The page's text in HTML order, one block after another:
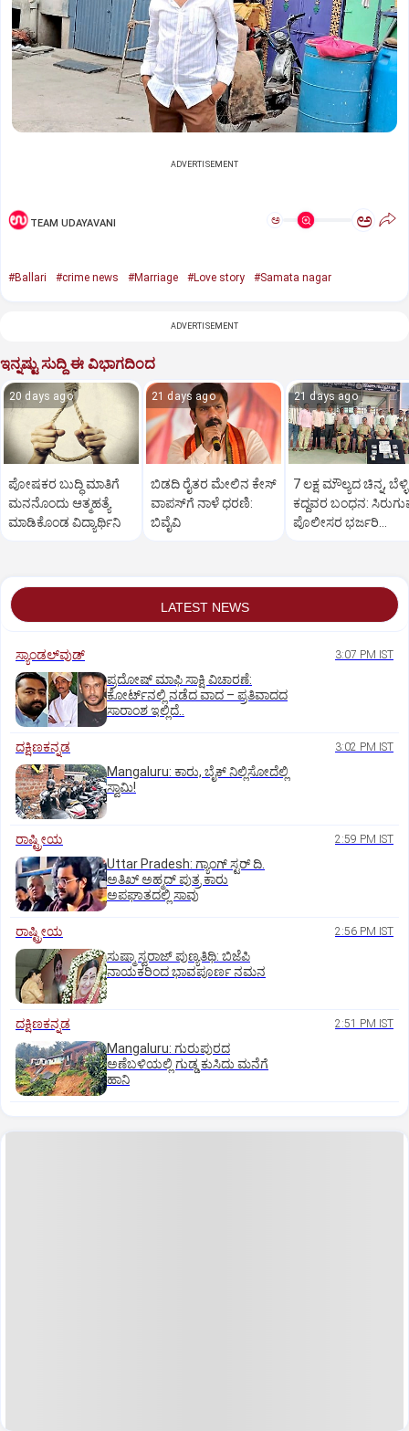
ADVERTISEMENT
TEAM UDAYAVANI ಅ ಅ
#Ballari #crime news #Marriage #Love story #Samata nagar
ADVERTISEMENT
ಇನ್ನಷ್ಟು ಸುದ್ದಿ ಈ ವಿಭಾಗದಿಂದ
20 days ago
ಪೋಷಕರ ಬುದ್ಧಿ ಮಾತಿಗೆ
ಮನನೊಂದು ಆತ್ಮಹತ್ಯೆ
ಮಾಡಿಕೊಂಡ ವಿದ್ಯಾರ್ಥಿನಿ
21 days ago
ಬಿಡದಿ ರೈತರ ಮೇಲಿನ ಕೇಸ್‌
ವಾಪಸ್‌ಗೆ ನಾಳೆ ಧರಣಿ:
ಬಿವೈವಿ
21 days ago
7 ಲಕ್ಷ ಮೌಲ್ಯದ ಚಿನ್ನ, ಬೆಳ್ಳಿ
ಕದ್ದವರ ಬಂಧನ:
ಪೊಲೀಸರ ಭರ್ಜರಿ
LATEST NEWS
ಸ್ಯಾಂಡಲ್‌ವುಡ್‌ 3:07 PM IST
ಪ್ರದೋಷ್ ಮಾಫಿ ಸಾಕ್ಷಿ ವಿಚಾರಣೆ:
ಕೋರ್ಟ್‌ನಲ್ಲಿ ನಡೆದ ವಾದ – ಪ್ರತಿವಾದದ
ಸಾರಾಂಶ ಇಲ್ಲಿದೆ..
ದಕ್ಷಿಣಕನ್ನಡ 3:02 PM IST
Mangaluru: ಕಾರು, ಬೈಕ್‌ ನಿಲ್ಲಿಸೋದೆಲ್ಲಿ
ಸ್ವಾಮಿ!
ರಾಷ್ಟ್ರೀಯ 2:59 PM IST
Uttar Pradesh: ಗ್ಯಾಂಗ್ ಸ್ಟರ್‌ ದಿ.
ಅತಿಖ್ ಅಹ್ಮದ್ ಪುತ್ರ ಕಾರು
ಅಪಘಾತದಲ್ಲಿ ಸಾವು
ರಾಷ್ಟ್ರೀಯ 2:56 PM IST
ಸುಷ್ಮಾ ಸ್ವರಾಜ್ ಪುಣ್ಯತಿಥಿ: ಬಿಜೆಪಿ
ನಾಯಕರಿಂದ ಭಾವಪೂರ್ಣ ನಮನ
ದಕ್ಷಿಣಕನ್ನಡ 2:51 PM IST
Mangaluru: ಗುರುಪುರದ
ಅಣೆಬಳಿಯಲ್ಲಿ ಗುಡ್ಡ ಕುಸಿದು ಮನೆಗೆ
ಹಾನಿ